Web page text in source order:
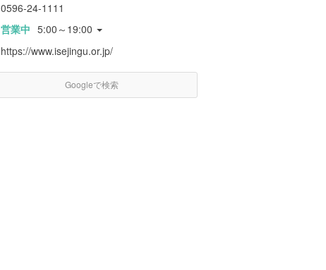
0596-24-1111
営業中 5:00～19:00
https://www.isejingu.or.jp/
Googleで検索